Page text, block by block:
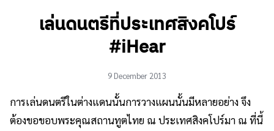
เล่นดนตรีที่ประเทศสิงคโปร์
#iHear
9 December 2013
การเล่นดนตรีในต่างแดนนั้นการวางแผนนั้นมีหลายอย่าง จึง
ต้องขอขอบพระคุณสถานทูตไทย ณ ประเทศสิงคโปร์มา ณ ที่นี้